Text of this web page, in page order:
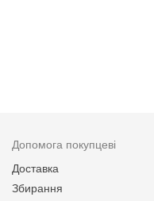
Допомога покупцеві
Доставка
Збирання